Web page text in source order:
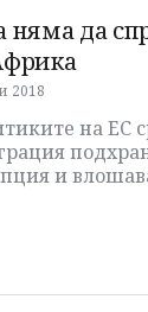
няма да
2018
на ЕС
и